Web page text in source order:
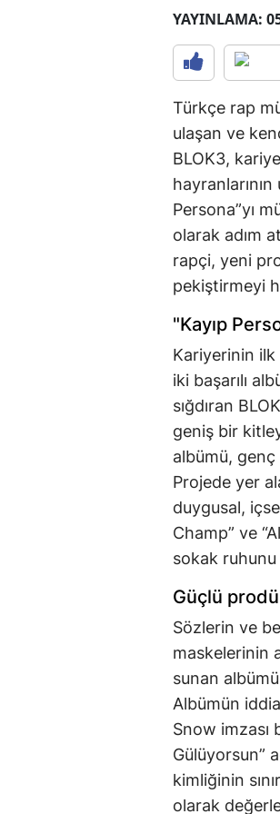
YAYINLAMA:
Türkçe rap
ulaşan ve
BLOK3,
Persona”yı
olarak adım
rapçi, yeni
pekiştirmeyi
"Kayıp
Kariyerinin ilk
iki başarılı
sığdıran
geniş bir
albümü,
Projede yer
duygusal,
Champ” ve
sokak ruhunu
Güçlü
Sözlerin ve
maskelerinin
sunan
Albümün
Snow imzası
Gülüyorsun”
kimliğinin
olarak